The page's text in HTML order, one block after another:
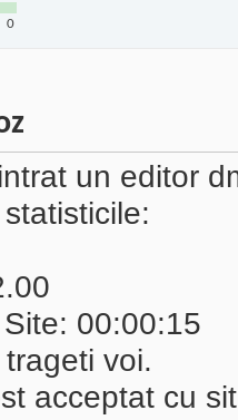
0
un editor
00:00:15
voi.
acceptat cu